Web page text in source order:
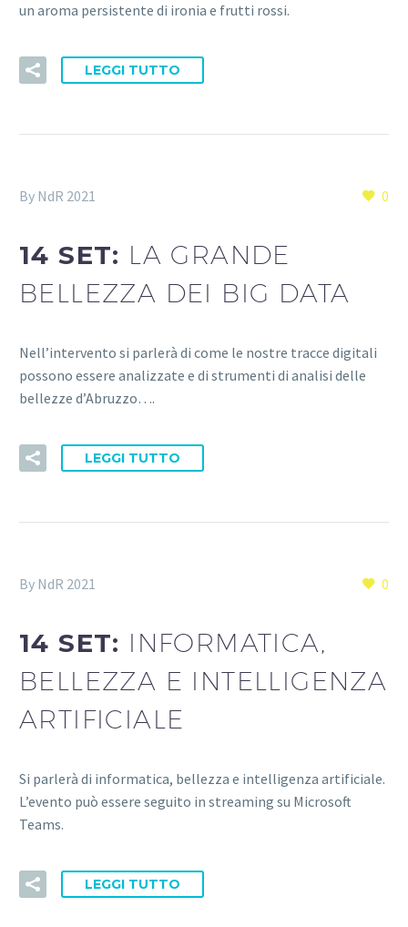
un aroma persistente di ironia e frutti rossi.
LEGGI TUTTO
0
By NdR 2021
14 SET: LA GRANDE
BELLEZZA DEI BIG DATA
Nell’intervento si parlerà di come le nostre tracce digitali
possono essere analizzate e di strumenti di analisi delle
bellezze d’Abruzzo….
LEGGI TUTTO
0
By NdR 2021
14 SET: INFORMATICA,
BELLEZZA E INTELLIGENZA
ARTIFICIALE
Si parlerà di informatica, bellezza e intelligenza artificiale.
L’evento può essere seguito in streaming su Microsoft
Teams.
LEGGI TUTTO